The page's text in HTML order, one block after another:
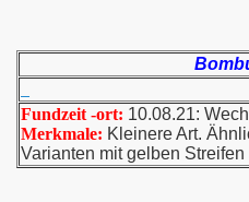
Fundzeit -ort: 10.08.21:
Merkmale: Kleinere Art.
Varianten mit gelben